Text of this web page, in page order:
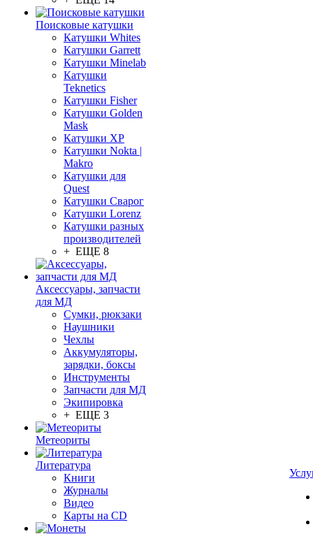
Поисковые катушки
Катушки Whites
Катушки Garrett
Катушки Minelab
Катушки
Teknetics
Катушки Fisher
Катушки Golden
Mask
Катушки XP
Катушки Nokta |
Makro
Катушки для
Quest
Катушки Сварог
Катушки Lorenz
Катушки разных
производителей
+ ЕЩЕ 8
Аксессуары, запчасти
для МД
Сумки, рюкзаки
Наушники
Чехлы
Аккумуляторы,
зарядки, боксы
Инструменты
Запчасти для МД
Экипировка
+ ЕЩЕ 3
Метеориты
Литература
Книги
Журналы
Видео
Карты на CD